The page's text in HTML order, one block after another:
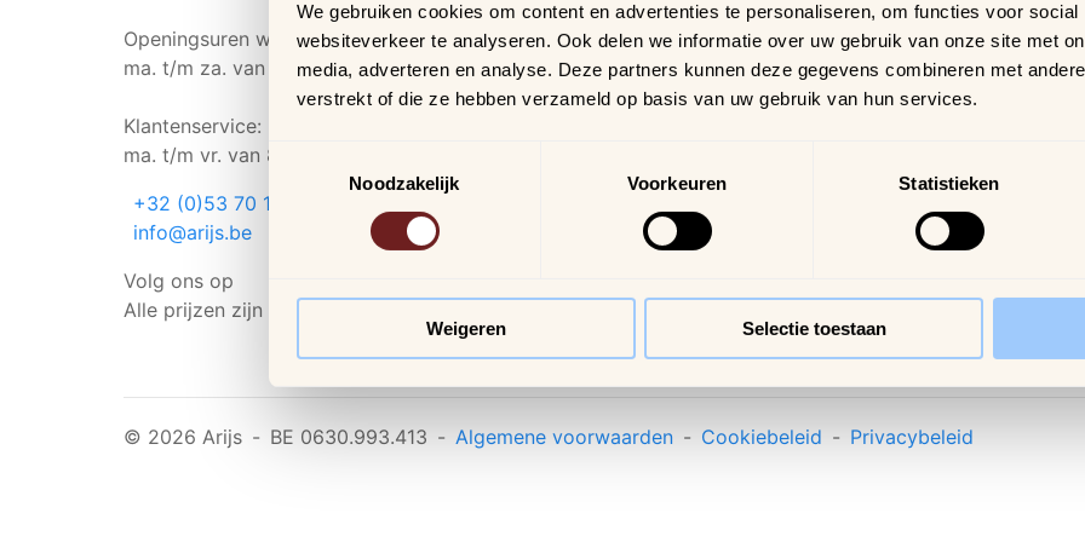
We gebruiken cookies om content en advertenties te personaliseren, om functies voor
websiteverkeer te analyseren. Ook delen we informatie over uw gebruik van onze site met
media, adverteren en analyse. Deze partners kunnen deze gegevens combineren met
verstrekt of die ze hebben verzameld op basis van uw gebruik van hun services.
Toestemmingsselectie
Noodzakelijk
Voorkeuren Statistieken
Weigeren Selectie toestaan
Openingsuren winkel:
ma. t/m za. van 9u30 - 18u
Klantenservice:
ma. t/m vr. van 8u30 - 17u30
+32 (0)53 70 11 80
info@arijs.be
Volg ons op
Alle prijzen zijn incl. BTW
Verzending &
bezorging
Retourneren & ruilen
Inloggen
Profiel
Bestellingen
Veelgestelde vragen
Samdam Nijvel
© 2026 Arijs - BE 0630.993.413 - Algemene voorwaarden - Cookiebeleid - Privacybeleid